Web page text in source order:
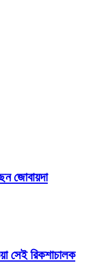
জোবায়দা
সেই রিকশাচালক